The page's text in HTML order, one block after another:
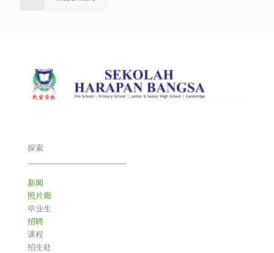
探索
新闻
照片廊
毕业生
招聘
课程
招生处